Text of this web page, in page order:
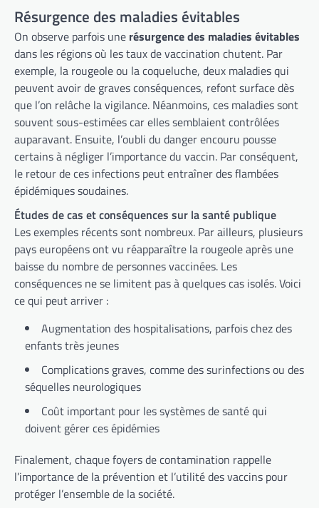
Résurgence des maladies évitables
On observe parfois une résurgence des maladies évitables
dans les régions où les taux de vaccination chutent. Par
exemple, la rougeole ou la coqueluche, deux maladies qui
peuvent avoir de graves conséquences, refont surface dès
que l’on relâche la vigilance. Néanmoins, ces maladies sont
souvent sous-estimées car elles semblaient contrôlées
auparavant. Ensuite, l’oubli du danger encouru pousse
certains à négliger l’importance du vaccin. Par conséquent,
le retour de ces infections peut entraîner des flambées
épidémiques soudaines.
Études de cas et conséquences sur la santé publique
Les exemples récents sont nombreux. Par ailleurs, plusieurs
pays européens ont vu réapparaître la rougeole après une
baisse du nombre de personnes vaccinées. Les
conséquences ne se limitent pas à quelques cas isolés. Voici
ce qui peut arriver :
Augmentation des hospitalisations, parfois chez des
enfants très jeunes
Complications graves, comme des surinfections ou des
séquelles neurologiques
Coût important pour les systèmes de santé qui
doivent gérer ces épidémies
Finalement, chaque foyers de contamination rappelle
l’importance de la prévention et l’utilité des vaccins pour
protéger l’ensemble de la société.